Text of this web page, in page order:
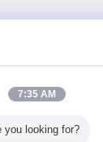
สก์ท็อปดู
7:35 AM
you looking for?